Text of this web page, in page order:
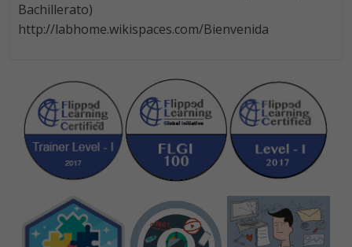
Bachillerato)
http://labhome.wikispaces.com/Bienvenida